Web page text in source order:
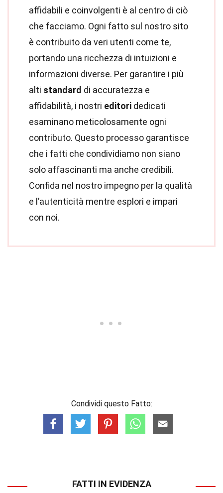
affidabili e coinvolgenti è al centro di ciò
che facciamo. Ogni fatto sul nostro sito
è contribuito da veri utenti come te,
portando una ricchezza di intuizioni e
informazioni diverse. Per garantire i più
alti standard di accuratezza e
affidabilità, i nostri editori dedicati
esaminano meticolosamente ogni
contributo. Questo processo garantisce
che i fatti che condividiamo non siano
solo affascinanti ma anche credibili.
Confida nel nostro impegno per la qualità
e l’autenticità mentre esplori e impari
con noi.
Condividi questo Fatto:
FATTI IN EVIDENZA